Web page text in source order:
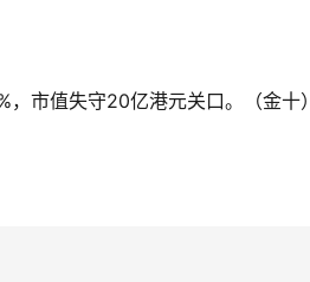
市值失守20亿港元关口。（金十）